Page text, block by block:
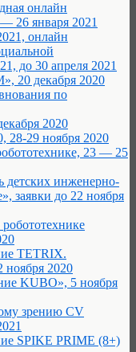
онлайн
26 января 2021
онлайн
до 30 апреля 2021
20 декабря 2020
по
2020
28-29 ноября 2020
23 — 25
детских инженерно-
заявки до 22 ноября
TETRIX.
ноября 2020
KUBO», 5 ноября
зрению CV
SPIKE PRIME (8+)